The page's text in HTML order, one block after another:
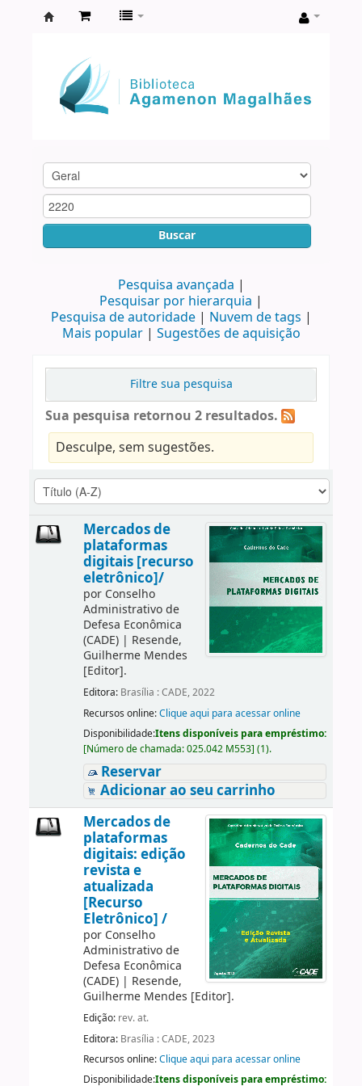
Agamenon
Magalhães
Buscar
Pesquisa avançada
Pesquisar por hierarquia
Pesquisa de autoridade
Nuvem de tags
Mais popular
Sugestões de aquisição
Filtre sua pesquisa
Sua pesquisa retornou 2 resultados.
Desculpe, sem sugestões.
Mercados de
plataformas
digitais [recurso
eletrônico]/
por Conselho
Administrativo de
Defesa Econômica
(CADE)| Resende,
Guilherme Mendes
[Editor].
Editora: Brasília : CADE, 2022
Recursos online:Clique aqui para acessar online
Disponibilidade:Itens disponíveis para empréstimo:
[Número de chamada:025.042 M553] (1).
Reservar
Adicionar ao seu carrinho
Mercados de
plataformas
digitais: edição
revista e
atualizada
[Recurso
Eletrônico] /
por Conselho
Administrativo de
Defesa Econômica
(CADE)| Resende,
Guilherme Mendes [Editor].
Edição: rev. at.
Editora: Brasília : CADE, 2023
Recursos online:Clique aqui para acessar online
Disponibilidade:Itens disponíveis para empréstimo: